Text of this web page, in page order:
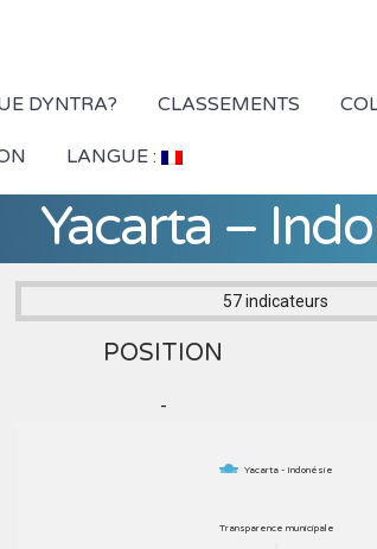
DYNTRA? CLASSEMENTS
LANGUE :
Yacarta –
57 indicateurs
POSITION
-
Yacarta - Indonésie
Transparence municipale